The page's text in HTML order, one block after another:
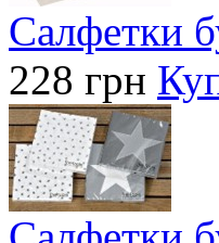
Салфетки
228 грн